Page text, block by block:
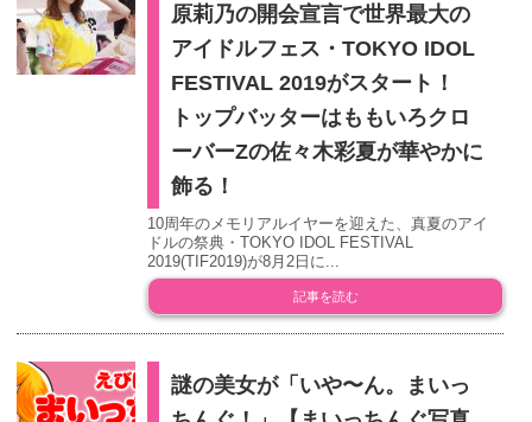
原莉乃の開会宣言で世界最大の
アイドルフェス・TOKYO IDOL
FESTIVAL 2019がスタート！
トップバッターはももいろクロ
ーバーZの佐々木彩夏が華やかに
飾る！
10周年のメモリアルイヤーを迎えた、真夏のアイ
ドルの祭典・TOKYO IDOL FESTIVAL
2019(TIF2019)が8月2日に...
記事を読む
謎の美女が「いや〜ん。まいっ